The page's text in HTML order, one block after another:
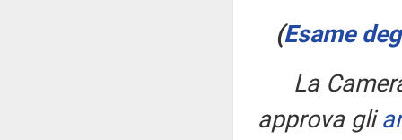
(Esame
La
approva gli